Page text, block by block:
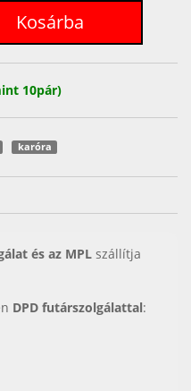
10pár)
karóra
és az MPL szállítja
DPD futárszolgálattal: